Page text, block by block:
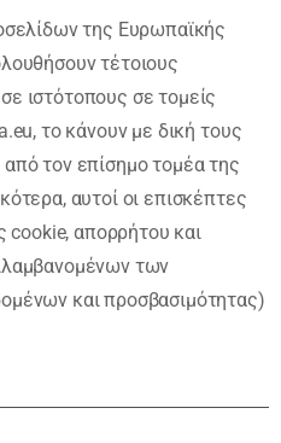
της Ευρωπαϊκής
τέτοιους
ιστότοπους σε τοµείς
το κάνουν µε δική τους
τον επίσηµο τοµέα της
αυτοί οι επισκέπτες
cookie, απορρήτου και
των
και προσβασιµότητας)